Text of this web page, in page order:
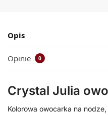
Opis
Opinie 0
Crystal Julia
Kolorowa owocarka na